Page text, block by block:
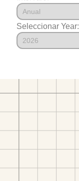
Seleccionar Year: